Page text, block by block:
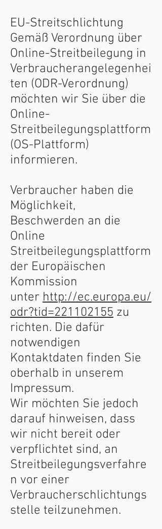
EU-Streitschlichtung
Gemäß Verordnung über
Online-Streitbeilegung in
Verbraucherangelegenhei
ten (ODR-Verordnung)
möchten wir Sie über die
Online-
Streitbeilegungsplattform
(OS-Plattform)
informieren.
Verbraucher haben die
Möglichkeit,
Beschwerden an die
Online
Streitbeilegungsplattform
der Europäischen
Kommission
unter http://ec.europa.eu/
odr?tid=221102155 zu
richten. Die dafür
notwendigen
Kontaktdaten finden Sie
oberhalb in unserem
Impressum.
Wir möchten Sie jedoch
darauf hinweisen, dass
wir nicht bereit oder
verpflichtet sind, an
Streitbeilegungsverfahre
n vor einer
Verbraucherschlichtungs
stelle teilzunehmen.